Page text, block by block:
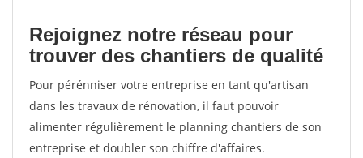
Rejoignez notre réseau pour
trouver des chantiers de qualité
Pour pérénniser votre entreprise en tant qu'artisan
dans les travaux de rénovation, il faut pouvoir
alimenter régulièrement le planning chantiers de son
entreprise et doubler son chiffre d'affaires.